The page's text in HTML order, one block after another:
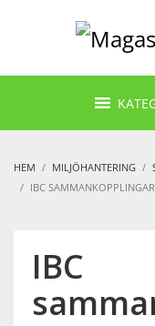
HEM MILJÖHANTERING
IBC SAMMANKOPPLINGAR
IBC